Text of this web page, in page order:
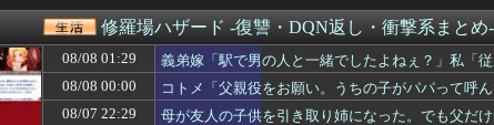
【衝撃】20年以上夫を騙し続けた妻、妻の最後の要求がこれｗ
義母が初対面の私の父を学校もろくに出ていないんでしょ？」と
将来嫁親と住むための二世帯住宅を建てるという息子が援助を
間男「旦那と別れて俺と結婚してよ」嫁「うーん…」間男(強行
ビール飲みながら焼きそば食べて 「たーまやー！」と叫んでる
子供ができなかった姉に、双子の片方を姉夫婦に養子に出した
修羅場ハザード -復讐・DQN返し・衝撃系まとめ-
08/08 01:29
義弟嫁「駅で男の人と一緒でしたよねぇ？」私
08/08 00:00
コトメ「父親役をお願い。うちの子がパパって
08/07 22:29
母が友人の子供を引き取り姉になった。でも父だ